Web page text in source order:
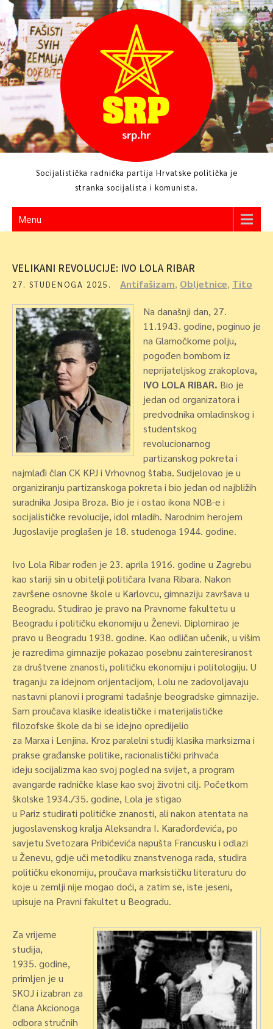
Skip
to
content
Socijalistička radnička partija Hrvatske politička je
stranka socijalista i komunista.
Menu
VELIKANI REVOLUCIJE: IVO LOLA RIBAR
27. STUDENOGA 2025. Antifašizam, Obljetnice, Tito
Na današnji dan, 27.
11.1943. godine, poginuo je
na Glamočkome polju,
pogođen bombom iz
neprijateljskog zrakoplova,
IVO LOLA RIBAR. Bio je
jedan od organizatora i
predvodnika omladinskog i
studentskog
revolucionarnog
partizanskog pokreta i
najmlađi član CK KPJ i Vrhovnog štaba. Sudjelovao je u
organiziranju partizanskoga pokreta i bio jedan od najbližih
suradnika Josipa Broza. Bio je i ostao ikona NOB-e i
socijalističke revolucije, idol mladih. Narodnim herojem
Jugoslavije proglašen je 18. studenoga 1944. godine.
Ivo Lola Ribar rođen je 23. aprila 1916. godine u Zagrebu
kao stariji sin u obitelji političara Ivana Ribara. Nakon
završene osnovne škole u Karlovcu, gimnaziju završava u
Beogradu. Studirao je pravo na Pravnome fakultetu u
Beogradu i političku ekonomiju u Ženevi. Diplomirao je
pravo u Beogradu 1938. godine. Kao odličan učenik, u višim
je razredima gimnazije pokazao posebnu zainteresiranost
za društvene znanosti, političku ekonomiju i politologiju. U
traganju za idejnom orijentacijom, Lolu ne zadovoljavaju
nastavni planovi i programi tadašnje beogradske gimnazije.
Sam proučava klasike idealističke i materijalističke
filozofske škole da bi se idejno opredijelio
za Marxa i Lenjina. Kroz paralelni studij klasika marksizma i
prakse građanske politike, racionalistički prihvaća
ideju socijalizma kao svoj pogled na svijet, a program
avangarde radničke klase kao svoj životni cilj. Početkom
školske 1934./35. godine, Lola je stigao
u Pariz studirati političke znanosti, ali nakon atentata na
jugoslavenskog kralja Aleksandra I. Karađorđevića, po
savjetu Svetozara Pribićevića napušta Francusku i odlazi
u Ženevu, gdje uči metodiku znanstvenoga rada, studira
političku ekonomiju, proučava marksističku literaturu do
koje u zemlji nije mogao doći, a zatim se, iste jeseni,
upisuje na Pravni fakultet u Beogradu.
Za vrijeme
studija,
1935. godine,
primljen je u
SKOJ i izabran za
člana Akcionoga
odbora stručnih